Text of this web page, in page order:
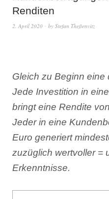
Renditen
2. April 2020 by Stefan Theßenvitz
Gleich zu Beginn eine
Jede Investition in
bringt eine Rendite
Jeder in eine
Euro generiert
zuzüglich wertvoller =
Erkenntnisse.